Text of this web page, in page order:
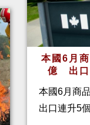
本國6月
億 出口
本國6月商
出口連升5